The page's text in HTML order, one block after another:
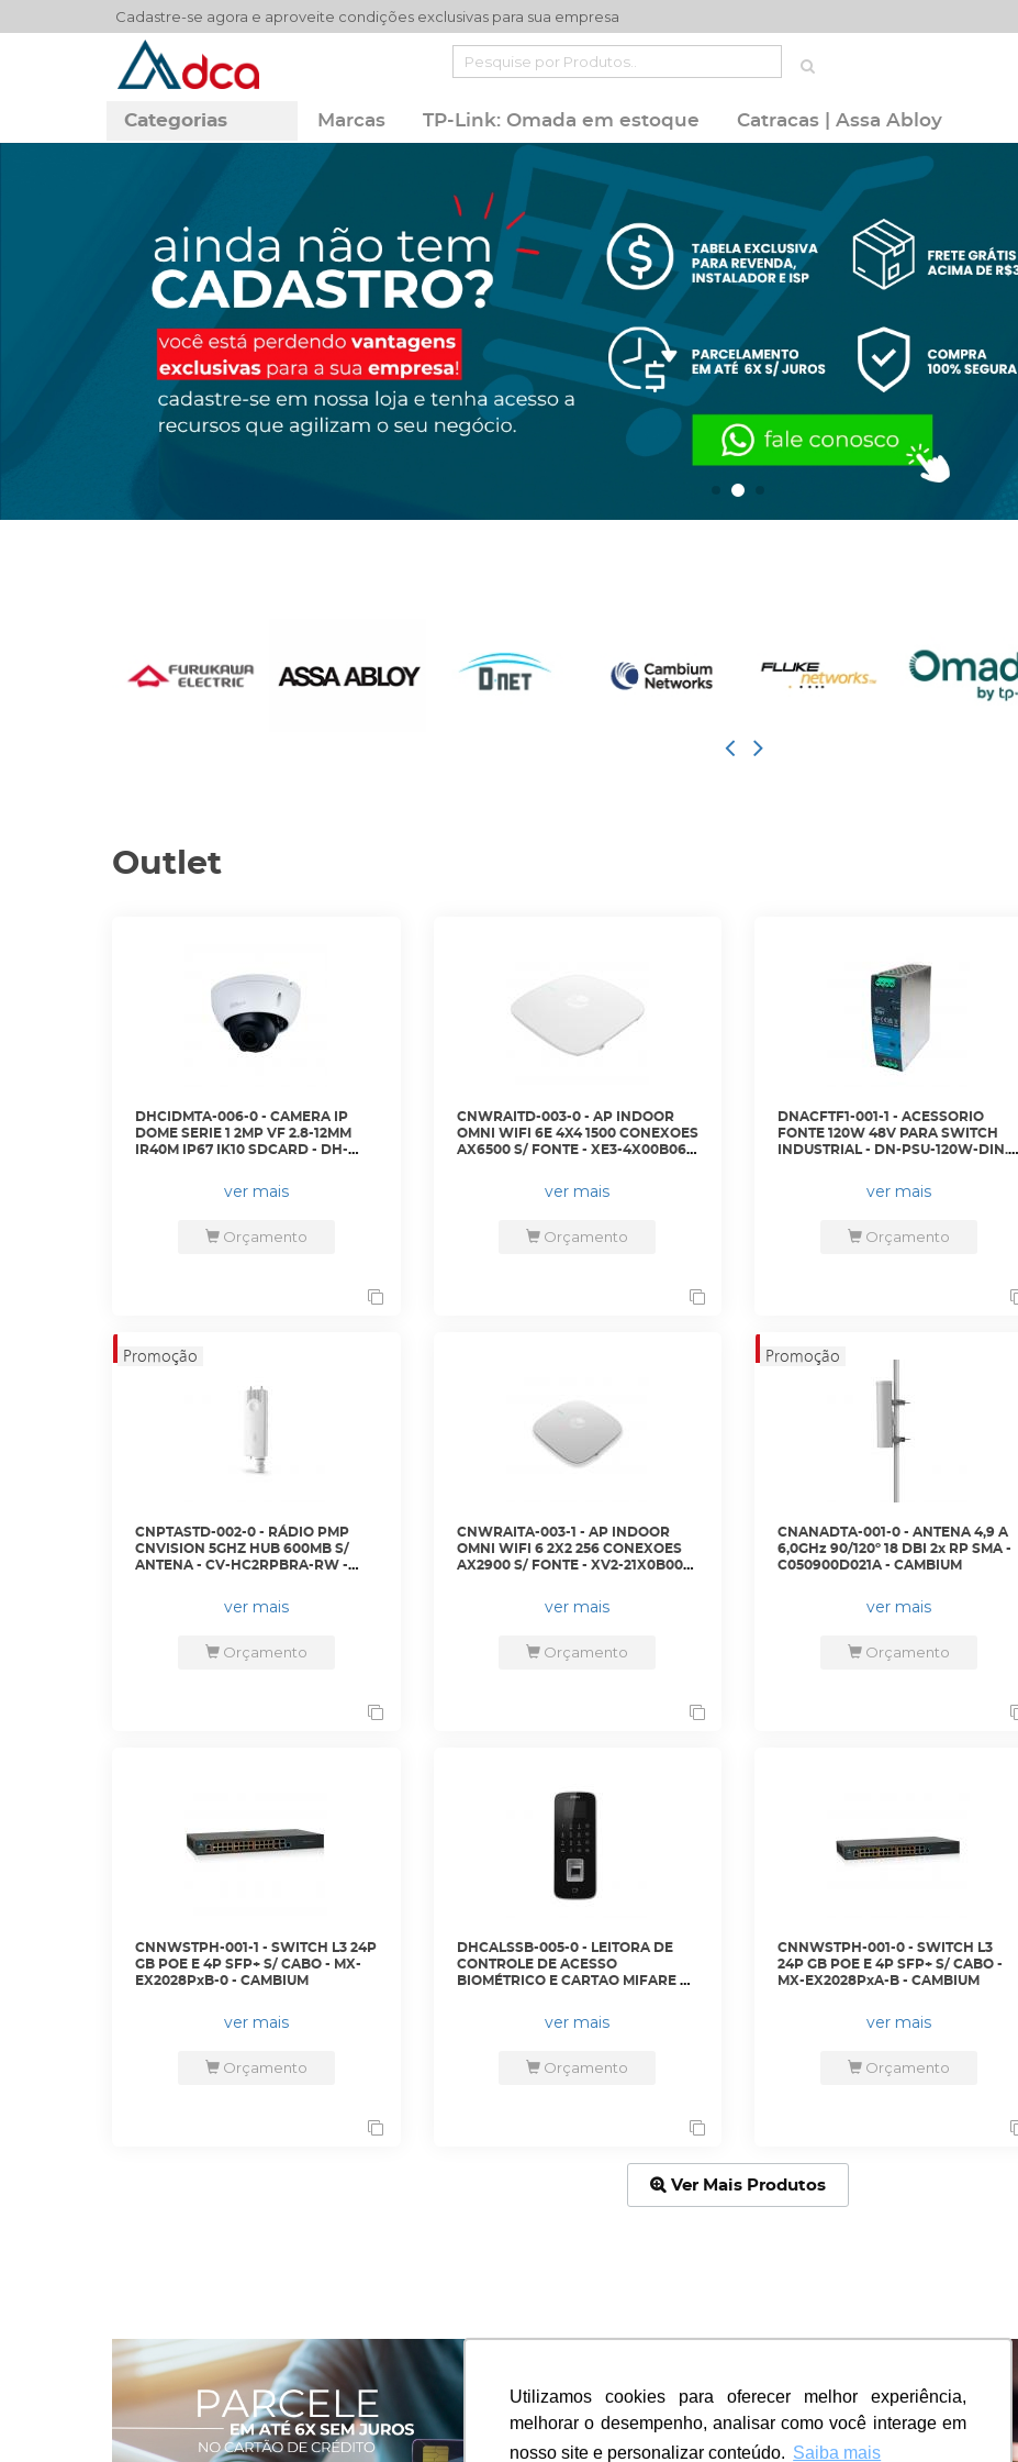
Utilizamos cookies para oferecer melhor experiência,
melhorar o desempenho, analisar como você interage em
nosso site e personalizar conteúdo. Saiba mais
Utilizamos cookies para oferecer melhor experiência,
melhorar o desempenho, analisar como você interage em
nosso site e personalizar conteúdo. Saiba mais
Cadastre-se agora e aproveite condições exclusivas para sua empresa
Categorias Marcas TP-Link: Omada em estoque Catracas | Assa Abloy
Outlet
DHCIDMTA-006-0 - CAMERA IP
DOME SERIE 1 2MP VF 2.8-12MM
IR40M IP67 IK10 SDCARD - DH-
ver mais
Orçamento
CNWRAITD-003-0 - AP INDOOR
OMNI WIFI 6E 4X4 1500 CONEXOES
AX6500 S/ FONTE - XE3-4X00B06-
ver mais
Orçamento
DNACFTF1-001-1 - ACESSORIO
FONTE 120W 48V PARA SWITCH
INDUSTRIAL - DN-PSU-120W-DIN. -
ver mais
Orçamento
CNPTASTD-002-0 - RÁDIO PMP
CNVISION 5GHZ HUB 600MB S/
ANTENA - CV-HC2RPBRA-RW -
ver mais
Orçamento
CNWRAITA-003-1 - AP INDOOR
OMNI WIFI 6 2X2 256 CONEXOES
AX2900 S/ FONTE - XV2-21X0B00-
ver mais
Orçamento
CNANADTA-001-0 - ANTENA 4,9 A
6,0GHz 90/120º 18 DBI 2x RP SMA -
C050900D021A - CAMBIUM
ver mais
Orçamento
CNNWSTPH-001-1 - SWITCH L3 24P
GB POE E 4P SFP+ S/ CABO - MX-
EX2028PxB-0 - CAMBIUM
ver mais
Orçamento
DHCALSSB-005-0 - LEITORA DE
CONTROLE DE ACESSO
BIOMÉTRICO E CARTAO MIFARE E
ver mais
Orçamento
CNNWSTPH-001-0 - SWITCH L3
24P GB POE E 4P SFP+ S/ CABO -
MX-EX2028PxA-B - CAMBIUM
ver mais
Orçamento